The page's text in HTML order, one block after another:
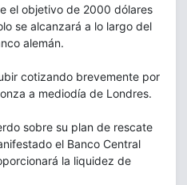
el objetivo de 2000 dólares
se alcanzará a lo largo del
alemán.
cotizando brevemente por
a mediodía de Londres.
sobre su plan de rescate
el Banco Central
la liquidez de